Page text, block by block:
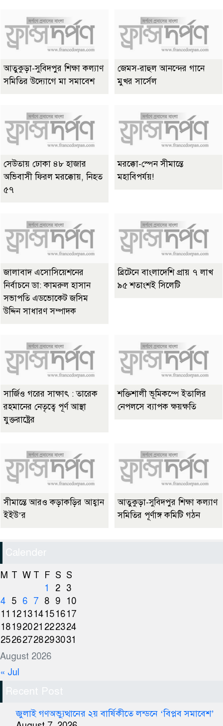
আতুকুড়া-সুবিদপুর শিক্ষা কল্যাণ
সমিতির উদ্যোগে মা সমাবেশ
জেমস-রাহুল আনন্দের গানে
মুখর সার্সেল
সেউতায় ঢোকা ৪৮ হাজার
অভিবাসী ফিরল মরক্কোয়, নিহত
৫৭
মরক্কো-স্পেন সীমান্তে
মহাবিপর্যয়!
জালাবাদ এসোসিয়েশনের
নির্বাচনে ডা: কামরুল হাসান
সভাপতি এডভোকেট জসিম
উদ্দিন সাধারণ সম্পাদক
ব্রিটেনে বাংলাদেশি প্রায় ৭ লাখ
৯৫ শতাংশই সিলেটি
সার্জিও গরের সাক্ষাৎ : তারেক
রহমানের নেতৃত্বে পূর্ণ আস্থা
যুক্তরাষ্ট্রের
শক্তিশালী ভূমিকম্পে ইতালির
নেপলসে ব্যাপক ক্ষয়ক্ষতি
সীমান্তে আরও কড়াকড়ির আহ্বান
ইইউ’র
আতুকুড়া-সুবিদপুর শিক্ষা কল্যাণ
সমিতির পূর্ণাঙ্গ কমিটি গঠন
Calender
August 2026
M T W T F S S
1
2 3
4 5 6 7 8 9
10
11 121314151617
18192021 222324
25262728293031
« Jul
Recent Post
জুলাই গণঅভ্যুত্থানের ২য় বার্ষিকীতে লন্ডনে ‘বিপ্লব সমাবেশ’